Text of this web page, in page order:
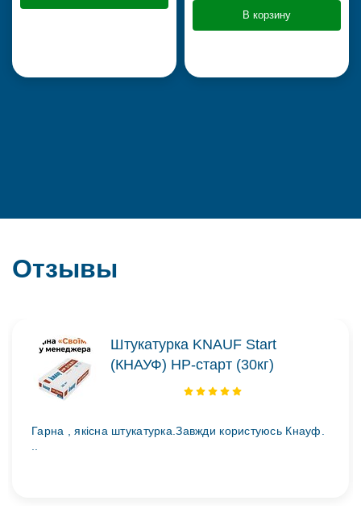
В корзину
Отзывы
Штукатурка KNAUF Start
(КНАУФ) НР-старт (30кг)
Гарна , якісна штукатурка.Завжди користуюсь Кнауф.
..